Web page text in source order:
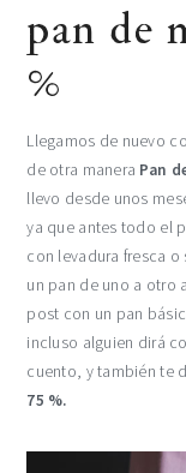
pan de
%
Llegamos de nuevo
de otra manera Pan
llevo desde unos
ya que antes todo el
con levadura fresca
un pan de uno a otro
post con un pan
incluso alguien dirá
cuento, y también te
75 %.